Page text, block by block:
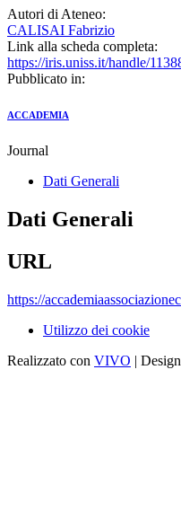
Autori di Ateneo:
CALISAI Fabrizio
Link alla scheda completa:
https://iris.uniss.it/handle/
Pubblicato in:
ACCADEMIA
Journal
Dati Generali
Dati Generali
URL
https://
Utilizzo dei cookie
Realizzato con VIVO |